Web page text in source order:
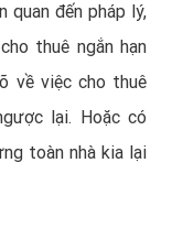
quan đến pháp lý,
thuê ngắn hạn
về việc cho thuê
lại. Hoặc có
toàn nhà kia lại